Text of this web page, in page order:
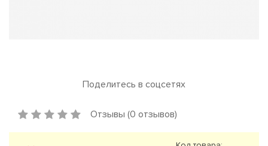
Поделитесь в соцсетях
Отзывы (0 отзывов)